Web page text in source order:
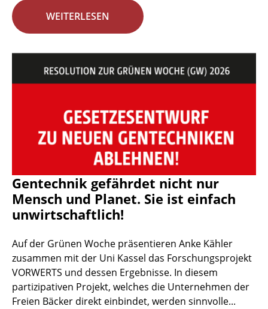
WEITERLESEN
Gentechnik gefährdet nicht nur
Mensch und Planet. Sie ist einfach
unwirtschaftlich!
Auf der Grünen Woche präsentieren Anke Kähler
zusammen mit der Uni Kassel das Forschungsprojekt
VORWERTS und dessen Ergebnisse. In diesem
partizipativen Projekt, welches die Unternehmen der
Freien Bäcker direkt einbindet, werden sinnvolle...